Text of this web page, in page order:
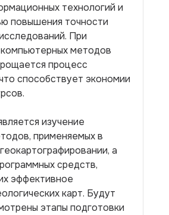
технологий и
повышения точности
При
методов
процесс
способствует экономии
изучение
применяемых в
а
средств,
эффективное
карт. Будут
этапы подготовки